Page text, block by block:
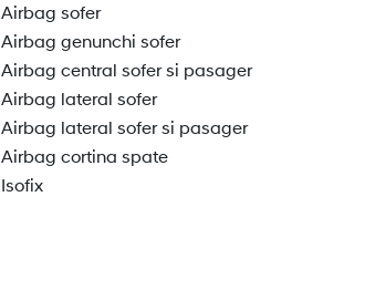
Airbag sofer
Airbag genunchi sofer
Airbag central sofer si pasager
Airbag lateral sofer
Airbag lateral sofer si pasager
Airbag cortina spate
Isofix